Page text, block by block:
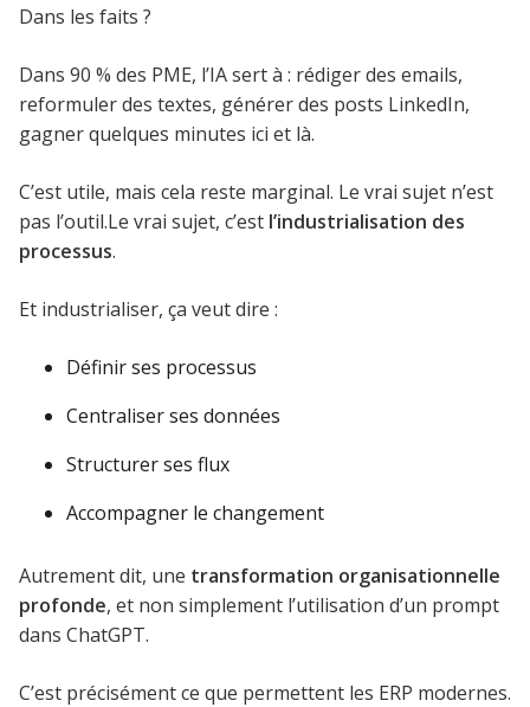
Dans les faits ?
Dans 90 % des PME, l’IA sert à : rédiger des emails,
reformuler des textes, générer des posts LinkedIn,
gagner quelques minutes ici et là.
C’est utile, mais cela reste marginal. Le vrai sujet n’est
pas l’outil.Le vrai sujet, c’est l’industrialisation des
processus.
Et industrialiser, ça veut dire :
Définir ses processus
Centraliser ses données
Structurer ses flux
Accompagner le changement
Autrement dit, une transformation organisationnelle
profonde, et non simplement l’utilisation d’un prompt
dans ChatGPT.
C’est précisément ce que permettent les ERP modernes.